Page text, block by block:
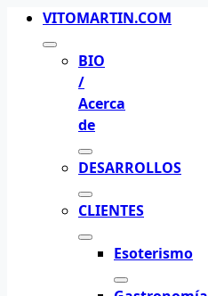
VITOMARTIN.COM
BIO
/
Acerca
de
DESARROLLOS
CLIENTES
Esoterismo